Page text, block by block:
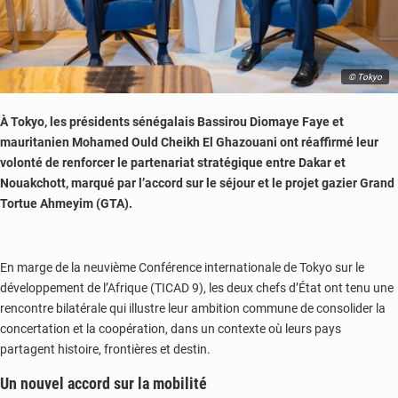
© Tokyo
À Tokyo, les présidents sénégalais Bassirou Diomaye Faye et
mauritanien Mohamed Ould Cheikh El Ghazouani ont réaffirmé leur
volonté de renforcer le partenariat stratégique entre Dakar et
Nouakchott, marqué par l’accord sur le séjour et le projet gazier Grand
Tortue Ahmeyim (GTA).
En marge de la neuvième Conférence internationale de Tokyo sur le
développement de l’Afrique (TICAD 9), les deux chefs d’État ont tenu une
rencontre bilatérale qui illustre leur ambition commune de consolider la
concertation et la coopération, dans un contexte où leurs pays
partagent histoire, frontières et destin.
Un nouvel accord sur la mobilité